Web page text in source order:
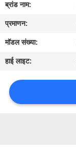
गुणवत्ता
नियंत्रण
हमसे
संपर्क
करें
ब्रांड नाम:
प्रमाणन:
मॉडल संख्या:
हाई लाइट: